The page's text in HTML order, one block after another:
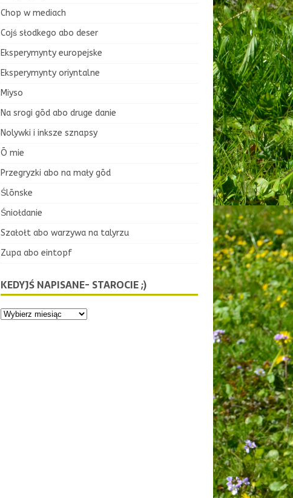
Chop w mediach
Cojś słodkego abo deser
Eksperymynty europejske
Eksperymynty oriyntalne
Miyso
Na srogi gōd abo druge danie
Nolywki i inksze sznapsy
Ō mie
Przegryzki abo na mały gōd
Ślōnske
Śniołdanie
Szałołt abo warzywa na talyrzu
Zupa abo eintopf
KEDYJŚ NAPISANE- STAROCIE ;)